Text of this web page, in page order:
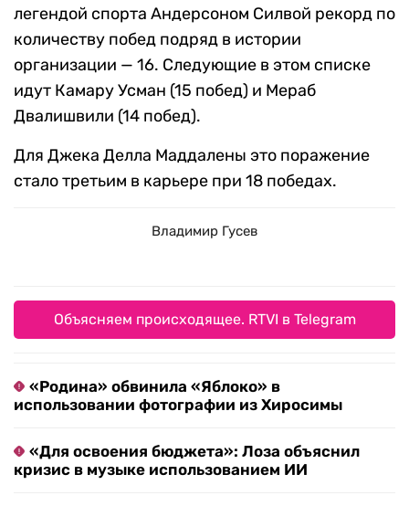
легендой спорта Андерсоном Силвой рекорд по
количеству побед подряд в истории
организации — 16. Следующие в этом списке
идут Камару Усман (15 побед) и Мераб
Двалишвили (14 побед).
Для Джека Делла Маддалены это поражение
стало третьим в карьере при 18 победах.
Владимир Гусев
Объясняем происходящее. RTVI в Telegram
«Родина» обвинила «Яблоко» в
использовании фотографии из Хиросимы
«Для освоения бюджета»: Лоза объяснил
кризис в музыке использованием ИИ